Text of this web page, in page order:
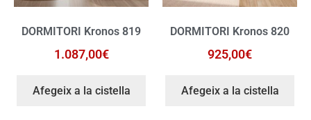
DORMITORI Kronos 819
1.087,00€
Afegeix a la cistella
DORMITORI Kronos 820
925,00€
Afegeix a la cistella